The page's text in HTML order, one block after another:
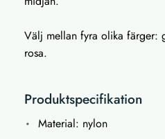
Välj mellan fyra olika färger:
rosa.
Produktspecifikation
Material: nylon